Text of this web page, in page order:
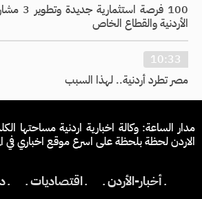
100
الأردنية والقطاع الخاص
10:33
مصر تطرد أردنية.. لهذا السبب
مدار الساعة: وكالة اخبارية اردنية مساحتها
الاردن لحظة بلحظة على اسرع موقع اخباري في
ـ أخبار-الأردن ـ ـ اقتصاديات ـ ـ